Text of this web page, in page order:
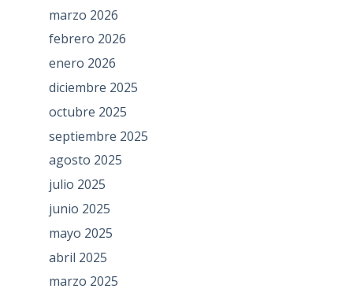
marzo 2026
febrero 2026
enero 2026
diciembre 2025
octubre 2025
septiembre 2025
agosto 2025
julio 2025
junio 2025
mayo 2025
abril 2025
marzo 2025